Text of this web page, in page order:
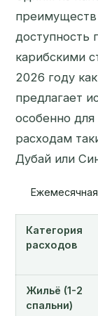
доступность
карибскими
2026 году
предлагает
особенно
расходам
Дубай или
Категория
расходов
Жильё (1-2
спальни)